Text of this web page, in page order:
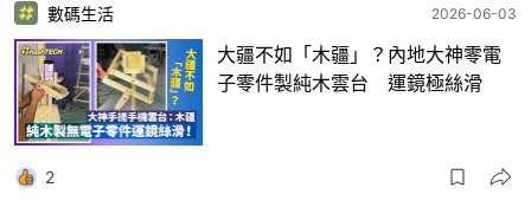
數碼生活 2026-06-03
大疆不如「木疆」？內地大神零電
子零件製純木雲台 運鏡極絲滑
2